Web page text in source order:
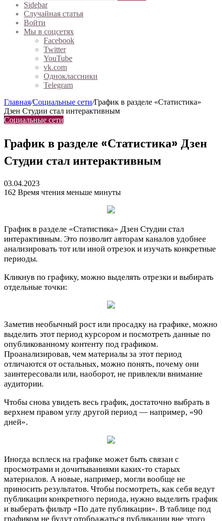
Sidebar
Случайная статья
Войти
Мы в соцсетях
Facebook
Twitter
YouTube
vk.com
Одноклассники
Telegram
Главная/Социальные сети/График в разделе «Статистика»
Дзен Студии стал интерактивным
Социальные сети
График в разделе «Статистика» Дзен
Студии стал интерактивным
03.04.2023
162 Время чтения меньше минуты
График в разделе «Статистика» Дзен Студии стал
интерактивным. Это позволит авторам каналов удобнее
анализировать тот или иной отрезок и изучать конкретные
периоды.
Кликнув по графику, можно выделять отрезки и выбирать
отдельные точки:
Заметив необычный рост или просадку на графике, можно
выделить этот период курсором и посмотреть данные по
опубликованному контенту под графиком.
Проанализировав, чем материалы за этот период
отличаются от остальных, можно понять, почему они
заинтересовали или, наоборот, не привлекли внимание
аудитории.
Чтобы снова увидеть весь график, достаточно выбрать в
верхнем правом углу другой период — например, «90
дней».
Иногда всплеск на графике может быть связан с
просмотрами и дочитываниями каких-то старых
материалов. А новые, например, могли вообще не
приносить результатов. Чтобы посмотреть, как себя ведут
публикации конкретного периода, нужно выделить график
и выберать фильтр «По дате публикации». В таблице под
графиком не будут отображаться публикации вне этого